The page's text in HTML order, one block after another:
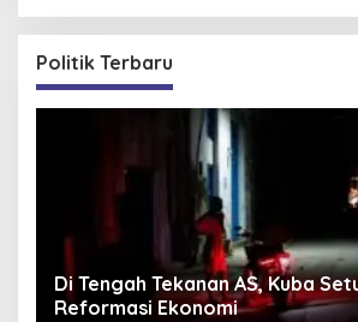
Politik Terbaru
Pentagon Hapus Kata ‘Indo’
Indo-Pasifik, Mengapa?